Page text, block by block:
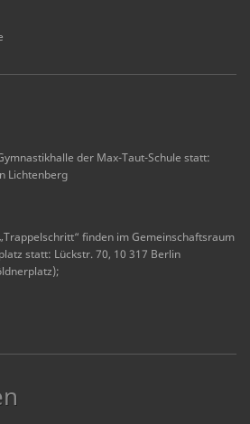
der Max-Taut-Schule statt:
Lichtenberg
finden im Gemeinschaftsraum
statt: Lückstr. 70, 10 317 Berlin